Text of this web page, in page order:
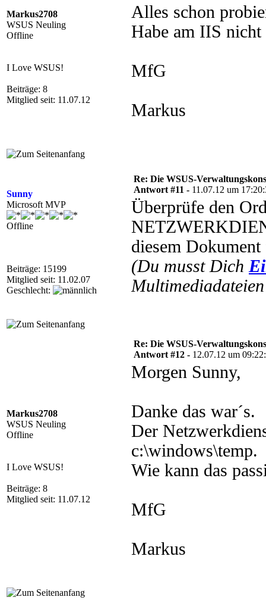
Markus2708
WSUS Neuling
Offline
I Love WSUS!
Beiträge: 8
Mitglied seit: 11.07.12
Alles schon
Habe am IIS nicht
MfG
Markus
Sunny
Microsoft MVP
Offline
Beiträge: 15199
Mitglied seit: 11.02.07
Geschlecht:
Re: Die WSUS-
Antwort #11 - 11.07.12 um
Überprüfe den
diesem
(Du musst Dich
Markus2708
WSUS Neuling
Offline
I Love WSUS!
Beiträge: 8
Mitglied seit: 11.07.12
Re: Die WSUS-
Antwort #12 - 12.07.12 um
Morgen Sunny,
Danke das war´s.
Der
c:\windows\temp.
Wie kann das
MfG
Markus